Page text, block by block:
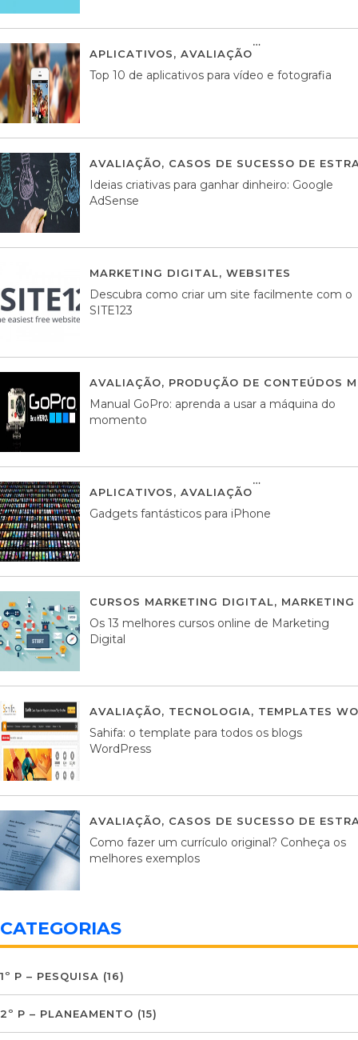
APLICATIVOS, AVALIAÇÃO
Top 10 de aplicativos para vídeo e fotografia
AVALIAÇÃO, CASOS DE SUCESSO DE
Ideias criativas para ganhar dinheiro: Google
AdSense
MARKETING DIGITAL, WEBSITES
Descubra como criar um site facilmente com o
SITE123
AVALIAÇÃO, PRODUÇÃO DE CONTEÚDOS
Manual GoPro: aprenda a usar a máquina do
momento
APLICATIVOS, AVALIAÇÃO
Gadgets fantásticos para iPhone
CURSOS MARKETING DIGITAL,
Os 13 melhores cursos online de Marketing
Digital
AVALIAÇÃO, TECNOLOGIA, TEMPLATES
Sahifa: o template para todos os blogs
WordPress
AVALIAÇÃO, CASOS DE SUCESSO DE
Como fazer um currículo original? Conheça os
melhores exemplos
CATEGORIAS
1º P – PESQUISA (16)
2º P – PLANEAMENTO (15)